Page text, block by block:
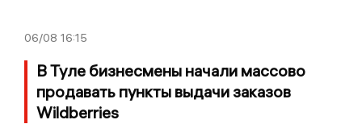
06/08 16:15
В Туле бизнесмены начали массово
продавать пункты выдачи заказов
Wildberries